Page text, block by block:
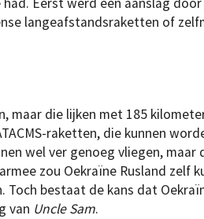
langeafstandsraketten of
maar die lijken met 185
raketten, die kunnen
wel ver genoeg vliegen, maar
zou Oekraïne Rusland zelf
Toch bestaat de kans dat
van Uncle Sam.